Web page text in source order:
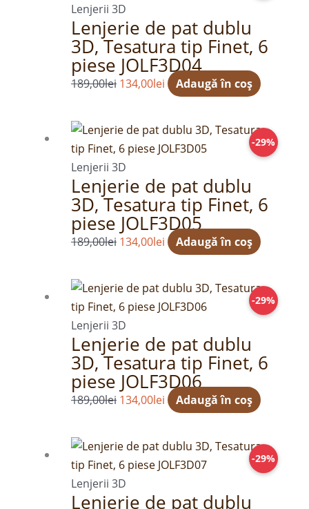
Lenjerii 3D
Lenjerie de pat dublu
3D, Tesatura tip Finet, 6
piese JOLF3D04
189,00lei
a
fost:
189,00lei.
134,00lei
134,00lei.
Adaugă în coș
-29%
Lenjerii 3D
Lenjerie de pat dublu
3D, Tesatura tip Finet, 6
piese JOLF3D05
189,00lei
Prețul
inițial
a
fost:
189,00lei.
134,00lei
Prețul
curent
134,00lei.
Adaugă în coș
-29%
Lenjerii 3D
Lenjerie de pat dublu
3D, Tesatura tip Finet, 6
piese JOLF3D06
189,00lei
Prețul
inițial
a
fost:
189,00lei.
134,00lei
Prețul
curent
134,00lei.
Adaugă în coș
-29%
Lenjerii 3D
Lenjerie de pat dublu
Prețul
inițial
a
fost:
Prețul
curent
134,00lei.